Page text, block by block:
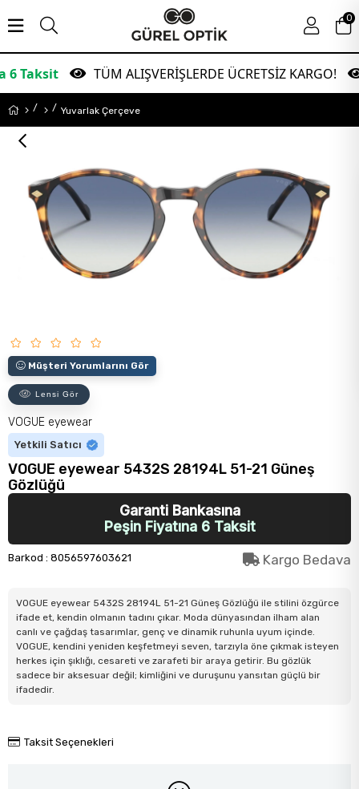
TÜM ALIŞVERİŞLERDE ÜCRETSİZ KARGO!
0
Yuvarlak Çerçeve
Müşteri Yorumlarını Gör
Lensi Gör
VOGUE eyewear
Yetkili Satıcı
VOGUE eyewear 5432S 28194L 51-21 Güneş
Gözlüğü
Garanti Bankasına
Peşin Fiyatına 6 Taksit
Barkod : 8056597603621 Kargo Bedava
VOGUE eyewear 5432S 28194L 51-21 Güneş Gözlüğü ile stilini özgürce
ifade et, kendin olmanın tadını çıkar. Moda dünyasından ilham alan
canlı ve çağdaş tasarımlar, genç ve dinamik ruhunla uyum içinde.
VOGUE, kendini yeniden keşfetmeyi seven, tarzıyla öne çıkmak isteyen
herkes için şıklığı, cesareti ve zarafeti bir araya getirir. Bu gözlük
sadece bir aksesuar değil; kimliğini ve duruşunu yansıtan güçlü bir
ifadedir.
Taksit Seçenekleri